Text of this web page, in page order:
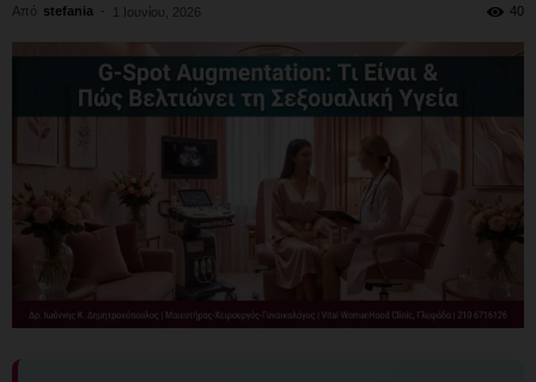
Από stefania - 1 Ιουνίου, 2026 40